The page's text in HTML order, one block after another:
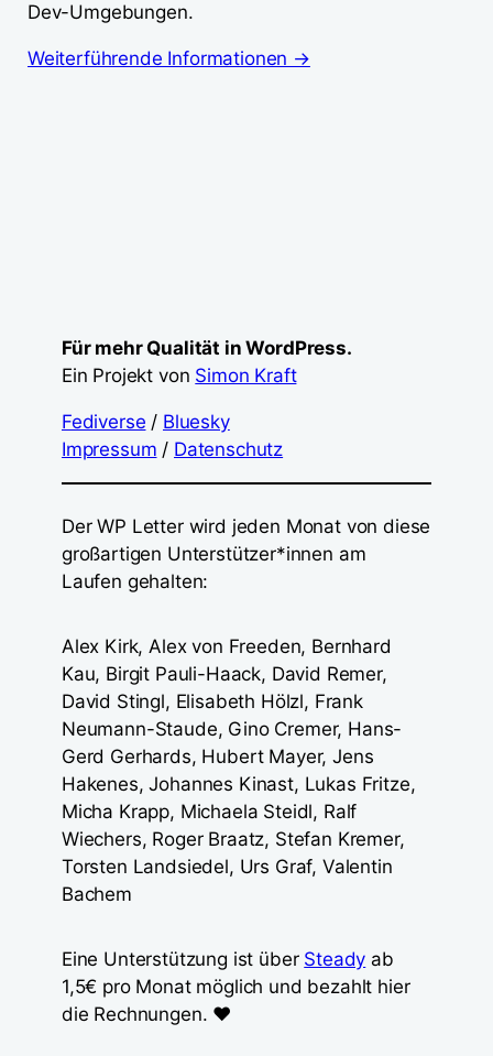
Dev-Umgebungen.
Weiterführende Informationen →
Für mehr Qualität in WordPress.
Ein Projekt von Simon Kraft
Fediverse / Bluesky
Impressum / Datenschutz
Der WP Letter wird jeden Monat von diese
großartigen Unterstützer*innen am
Laufen gehalten:
Alex Kirk, Alex von Freeden, Bernhard
Kau, Birgit Pauli-Haack, David Remer,
David Stingl, Elisabeth Hölzl, Frank
Neumann-Staude, Gino Cremer, Hans-
Gerd Gerhards, Hubert Mayer, Jens
Hakenes, Johannes Kinast, Lukas Fritze,
Micha Krapp, Michaela Steidl, Ralf
Wiechers, Roger Braatz, Stefan Kremer,
Torsten Landsiedel, Urs Graf, Valentin
Bachem
Eine Unterstützung ist über Steady ab
1,5€ pro Monat möglich und bezahlt hier
die Rechnungen. ❤️